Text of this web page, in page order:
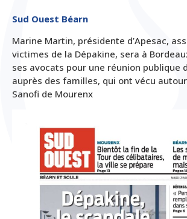
Sud Ouest Béarn
Marine Martin, présidente d’Apesac,
victimes de la Dépakine, sera à
ses avocats pour une réunion publique
auprès des familles, qui ont vécu autour
Sanofi de Mourenx